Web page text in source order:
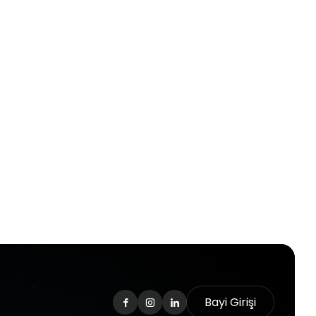
Bayi Girişi